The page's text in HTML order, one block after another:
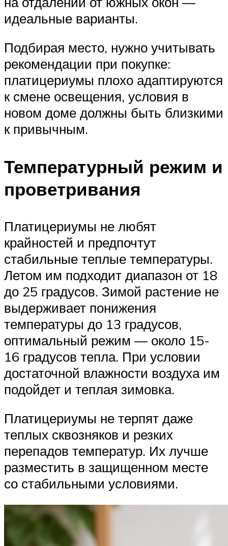
идеальные варианты.
Подбирая место, нужно учитывать
рекомендации при покупке:
платицериумы плохо адаптируются
к смене освещения, условия в
новом доме должны быть близкими
к привычным.
Температурный режим и
проветривания
Платицериумы не любят
крайностей и предпочтут
стабильные теплые температуры.
Летом им подходит диапазон от 18
до 25 градусов. Зимой растение не
выдерживает понижения
температуры до 13 градусов,
оптимальный режим — около 15-
16 градусов тепла. При условии
достаточной влажности воздуха им
подойдет и теплая зимовка.
Платицериумы не терпят даже
теплых сквозняков и резких
перепадов температур. Их лучше
разместить в защищенном месте
со стабильными условиями.